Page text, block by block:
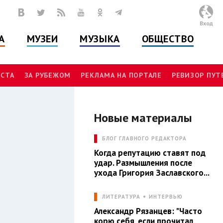
МУЗЕИ МУЗЫКА ОБЩЕСТВО
Вход
ЗА РУБЕЖОМ РЕКЛАМА НА ПОРТАЛЕ РЕВИЗОР
Новые материалы
БЛОГ ГЛАВНОГО РЕДАКТОРА
Когда репутацию ставят под
удар. Размышления после
ухода Григория Заславского...
ЛИТЕРАТУРА ИНТЕРВЬЮ
Александр Рязанцев: "Часто
корю себя, если прочитал